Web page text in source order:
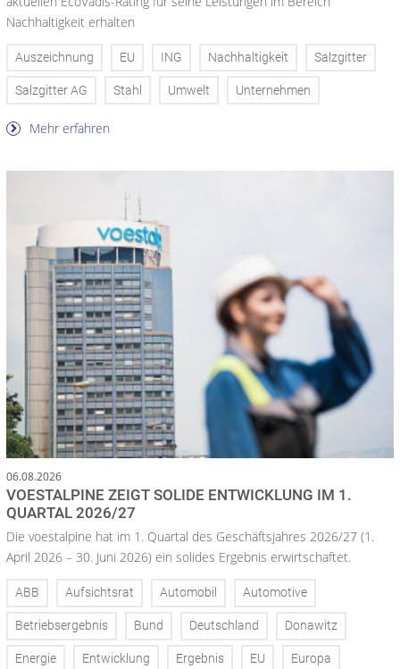
Nachhaltigkeit erhalten
Auszeichnung EU ING Nachhaltigkeit Salzgitter
Salzgitter AG Stahl Umwelt Unternehmen
Mehr erfahren
06.08.2026
VOESTALPINE ZEIGT SOLIDE ENTWICKLUNG IM 1.
QUARTAL 2026/27
Die voestalpine hat im 1. Quartal des Geschäftsjahres 2026/27 (1.
April 2026 – 30. Juni 2026) ein solides Ergebnis erwirtschaftet.
ABB Aufsichtsrat Automobil Automotive
Betriebsergebnis Bund Deutschland Donawitz
Energie Entwicklung Ergebnis EU Europa